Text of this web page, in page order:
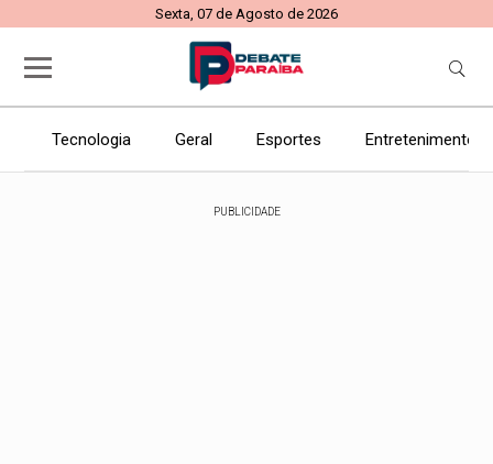
Sexta, 07 de Agosto de 2026
Tecnologia Geral Esportes Entretenimento
PUBLICIDADE